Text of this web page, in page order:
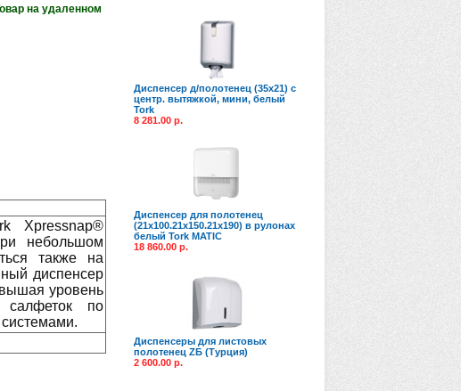
на удаленном
Xpressnap®
небольшом
также на
диспенсер
уровень
салфеток по
Диспенсер д/полотенец (35х21) с
центр. вытяжкой, мини, белый
Tork
8 281.00 р.
Диспенсер для полотенец
(21x100.21x150.21x190) в рулонах
белый Tork MATIC
18 860.00 р.
Диспенсеры для листовых
полотенец ZБ (Турция)
2 600.00 р.